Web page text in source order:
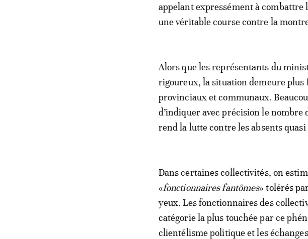
appelant expressément à combattre
une véritable course contre la
Alors que les représentants du
rigoureux, la situation demeure plus
provinciaux et communaux.
d’indiquer avec précision le nombre
rend la lutte contre les absents
Dans certaines collectivités, on
«fonctionnaires fantômes» tolérés
yeux. Les fonctionnaires des
catégorie la plus touchée par ce
clientélisme politique et les